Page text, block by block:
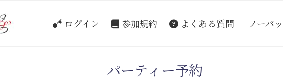
ログイン 参加規約 よくある質問 ノーバ
パーティー予約